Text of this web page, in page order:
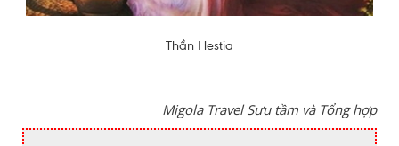
Thần Hestia
Migola Travel Sưu tầm và Tổng hợp